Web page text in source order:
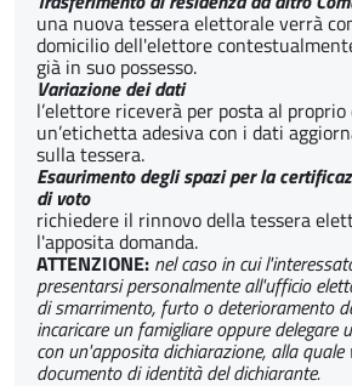
una nuova tessera elettorale verrà
domicilio dell'elettore
già in suo possesso.
Variazione dei dati
l’elettore riceverà per posta al
un’etichetta adesiva con i dati
sulla tessera.
Esaurimento degli spazi per la
di voto
richiedere il rinnovo della tessera
l'apposita domanda.
ATTENZIONE: nel caso in cui
presentarsi personalmente all'ufficio
di smarrimento, furto o deterioramento
incaricare un famigliare oppure delegare
con un'apposita dichiarazione, alla quale
documento di identità del dichiarante.